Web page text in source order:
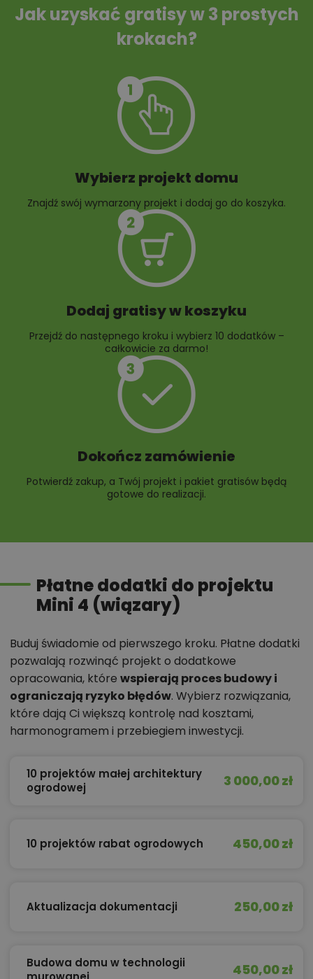
ścieków
10 projektów małej
10 projektów rabat
Jak uzyskać gratisy w 3 prostych
krokach?
Wybierz projekt domu
Znajdź swój wymarzony projekt i dodaj go do koszyka.
Dodaj gratisy w koszyku
Przejdź do następnego kroku i wybierz 10 dodatków –
całkowicie za darmo!
Dokończ zamówienie
Potwierdź zakup, a Twój projekt i pakiet gratisów będą
gotowe do realizacji.
Płatne dodatki do projektu
Mini 4 (wiązary)
Buduj świadomie od pierwszego kroku. Płatne dodatki
pozwalają rozwinąć projekt o dodatkowe
opracowania, które wspierają proces budowy i
ograniczają ryzyko błędów. Wybierz rozwiązania,
które dają Ci większą kontrolę nad kosztami,
harmonogramem i przebiegiem inwestycji.
10 projektów małej architektury
ogrodowej
3 000,00 zł
10 projektów rabat ogrodowych 450,00 zł
Aktualizacja dokumentacji 250,00 zł
Budowa domu w technologii
450,00 zł